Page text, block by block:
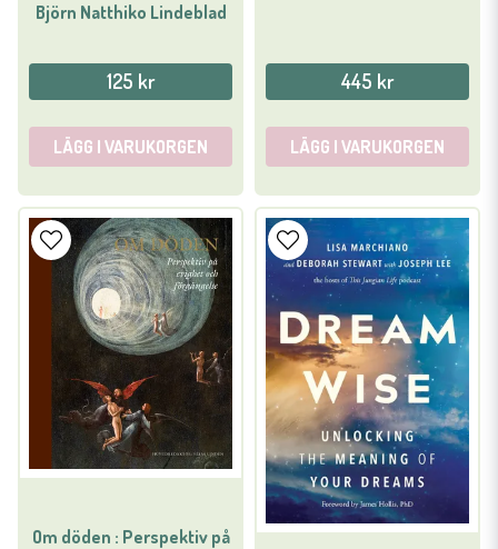
Björn Natthiko Lindeblad
125 kr
LÄGG I VARUKORGEN
445 kr
LÄGG I VARUKORGEN
Om döden : Perspektiv på